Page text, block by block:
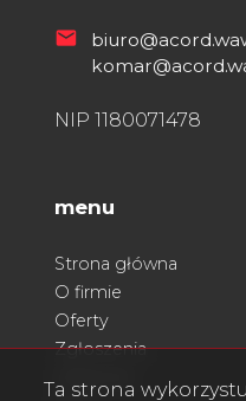
NIP 1180071478
menu
Strona główna
O firmie
Oferty
Zgłoszenia
Ta strona